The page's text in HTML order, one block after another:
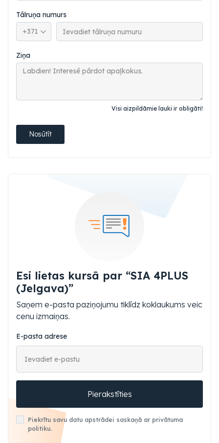
Tālruņa numurs
Tālruņa valsts kods
Ziņa
Visi aizpildāmie lauki ir obligāti!
Nosūtīt
Esi lietas kursā par “SIA 4PLUS
(Jelgava)”
Saņem e-pasta paziņojumu tiklīdz koklaukums veic
cenu izmaiņas.
E-pasta adrese
Pierakstīties
Piekrītu savu datu apstrādei saskaņā ar privātuma
politiku.